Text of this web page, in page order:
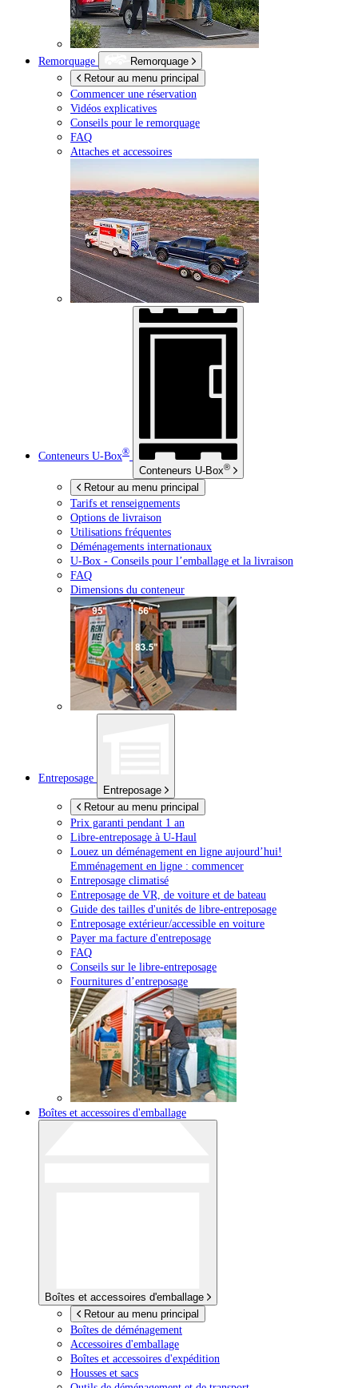
Remorquage
Remorquage
Retour au menu principal
Commencer une réservation
Vidéos explicatives
Conseils pour le remorquage
FAQ
Attaches et accessoires
Conteneurs U-Box®
Conteneurs U-Box®
Retour au menu principal
Tarifs et renseignements
Options de livraison
Utilisations fréquentes
Déménagements internationaux
U-Box - Conseils pour l’emballage et la livraison
FAQ
Dimensions du conteneur
Entreposage
Entreposage
Retour au menu principal
Prix garanti pendant 1 an
Libre-entreposage à U-Haul
Louez un déménagement en ligne aujourd’hui!
Emménagement en ligne : commencer
Entreposage climatisé
Entreposage de VR, de voiture et de bateau
Guide des tailles d'unités de libre-entreposage
Entreposage extérieur/accessible en voiture
Payer ma facture d'entreposage
FAQ
Conseils sur le libre-entreposage
Fournitures d’entreposage
Boîtes et accessoires d'emballage
Boîtes et accessoires d'emballage
Retour au menu principal
Boîtes de déménagement
Accessoires d'emballage
Boîtes et accessoires d'expédition
Housses et sacs